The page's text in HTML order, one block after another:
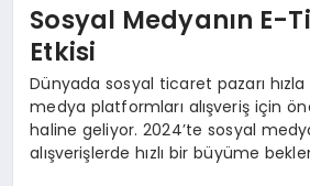
Sosyal Medyanın E-
Etkisi
Dünyada sosyal ticaret pazarı
medya platformları alışveriş için
haline geliyor. 2024’te sosyal
alışverişlerde hızlı bir büyüme